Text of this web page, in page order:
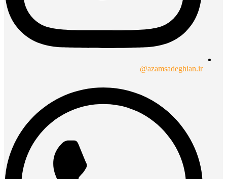
azamsadeghian.ir@